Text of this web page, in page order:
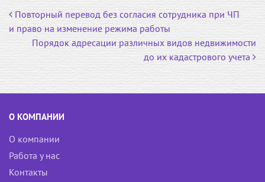
o
o
k
a
s
s
k
r
Навигация по записям
Повторный перевод без согласия сотрудника при ЧП
и право на изменение режима работы
Порядок адресации различных видов недвижимости
до их кадастрового учета
О КОМПАНИИ
О компании
Работа у нас
Контакты